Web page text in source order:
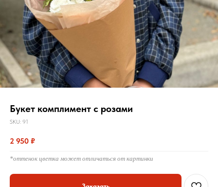
Букет комплимент с розами
SKU: 91
2 950 ₽
*оттенок цветка может отличаться от картинки